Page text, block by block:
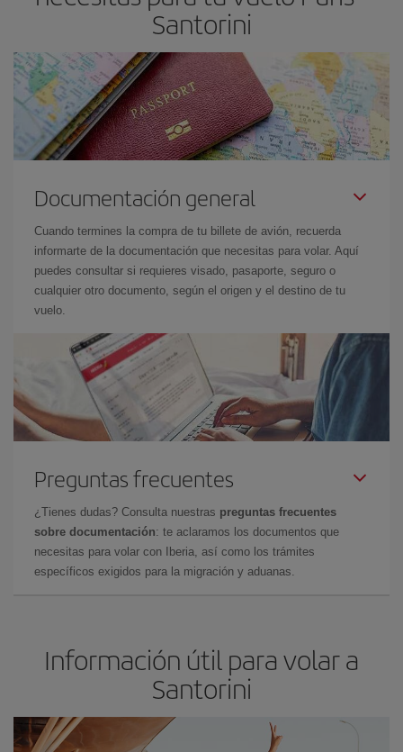
Santorini
Documentación general
Cuando termines la compra de tu billete de avión, recuerda
informarte de la documentación que necesitas para volar. Aquí
puedes consultar si requieres visado, pasaporte, seguro o
cualquier otro documento, según el origen y el destino de tu
vuelo.
Preguntas frecuentes
¿Tienes dudas? Consulta nuestras preguntas frecuentes
sobre documentación: te aclaramos los documentos que
necesitas para volar con Iberia, así como los trámites
específicos exigidos para la migración y aduanas.
Información útil para volar a
Santorini